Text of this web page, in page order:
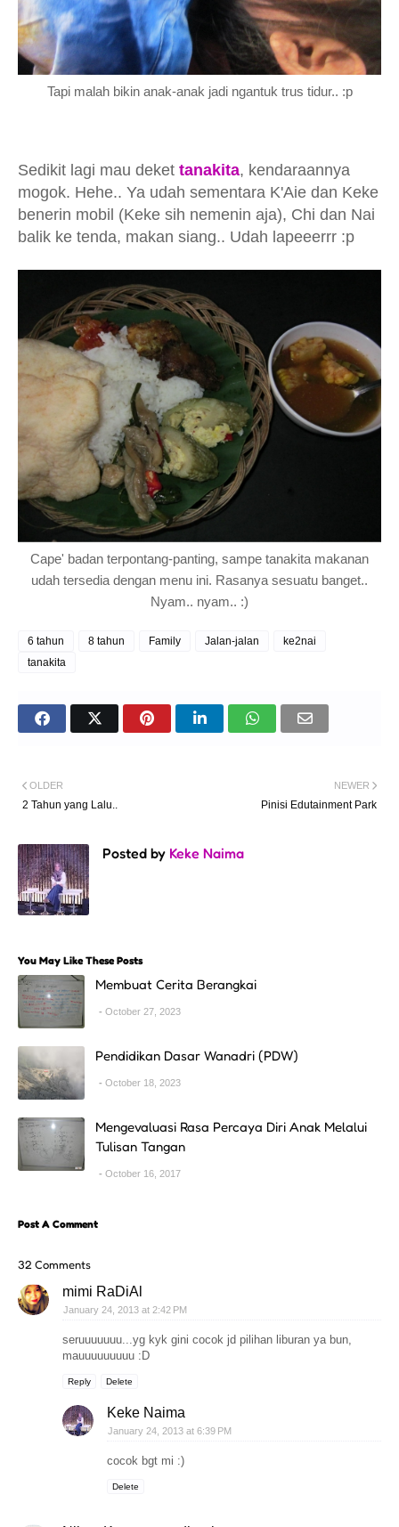
Tapi malah bikin anak-anak jadi ngantuk trus tidur.. :p
Sedikit lagi mau deket tanakita, kendaraannya
mogok. Hehe.. Ya udah sementara K'Aie dan Keke
benerin mobil (Keke sih nemenin aja), Chi dan Nai
balik ke tenda, makan siang.. Udah lapeeerrr :p
Cape' badan terpontang-panting, sampe tanakita makanan
udah tersedia dengan menu ini. Rasanya sesuatu banget..
Nyam.. nyam.. :)
6 tahun 8 tahun Family Jalan-jalan
ke2nai
tanakita
NEWER
Pinisi Edutainment Park
OLDER
2 Tahun yang Lalu..
Posted by Keke Naima
You May Like These Posts
Membuat Cerita Berangkai
October 27, 2023
Pendidikan Dasar Wanadri (PDW)
October 18, 2023
Mengevaluasi Rasa Percaya Diri Anak Melalui
Tulisan Tangan
October 16, 2017
Post A Comment
32 Comments
mimi RaDiAl
January 24, 2013 at 2:42 PM
seruuuuuuu...yg kyk gini cocok jd pilihan liburan ya bun,
mauuuuuuuuu :D
Reply Delete
Keke Naima
January 24, 2013 at 6:39 PM
cocok bgt mi :)
Delete